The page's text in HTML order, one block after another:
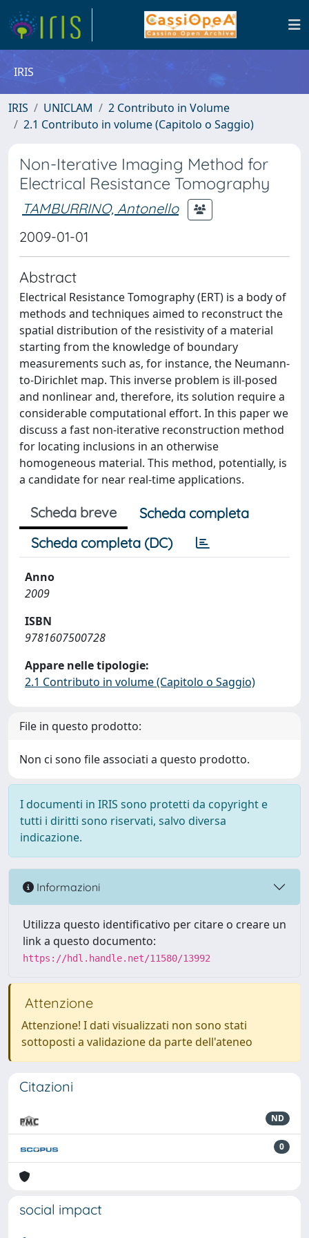
IRIS
IRIS UNICLAM
2 Contributo in Volume
2.1 Contributo in volume (Capitolo o Saggio)
Non-Iterative Imaging Method for
Electrical Resistance Tomography
TAMBURRINO, Antonello
2009-01-01
Abstract
Electrical Resistance Tomography (ERT) is a body of
methods and techniques aimed to reconstruct the
spatial distribution of the resistivity of a material
starting from the knowledge of boundary
measurements such as, for instance, the Neumann-
to-Dirichlet map. This inverse problem is ill-posed
and nonlinear and, therefore, its solution require a
considerable computational effort. In this paper we
discuss a fast non-iterative reconstruction method
for locating inclusions in an otherwise
homogeneous material. This method, potentially, is
a candidate for near real-time applications.
Scheda breve
Scheda completa
Scheda completa (DC)
Anno
2009
ISBN
9781607500728
Appare nelle tipologie:
2.1 Contributo in volume (Capitolo o Saggio)
File in questo prodotto:
Non ci sono file associati a questo prodotto.
I documenti in IRIS sono protetti da copyright e
tutti i diritti sono riservati, salvo diversa
indicazione.
Informazioni
Utilizza questo identificativo per citare o creare un
link a questo documento:
https://hdl.handle.net/11580/13992
Attenzione
Attenzione! I dati visualizzati non sono stati
sottoposti a validazione da parte dell'ateneo
Citazioni
ND
0
social impact